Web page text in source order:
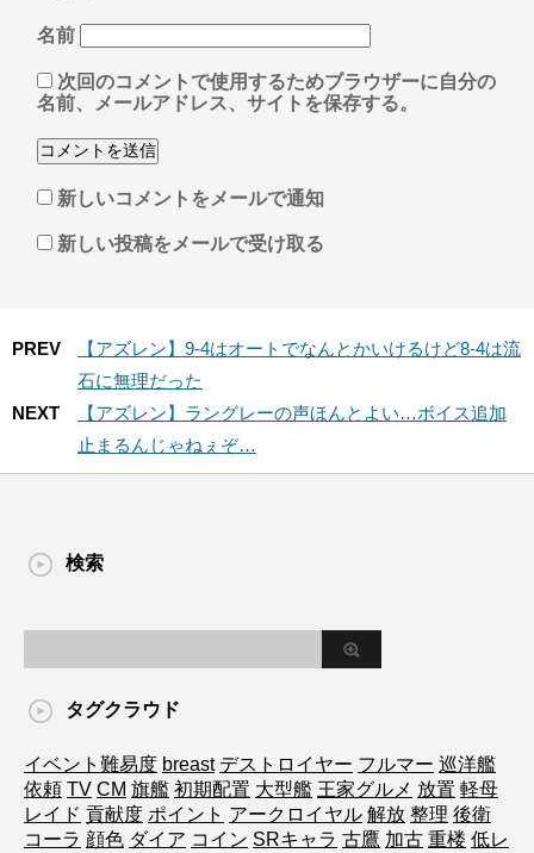
名前
次回のコメントで使用するためブラウザーに自分の
名前、メールアドレス、サイトを保存する。
新しいコメントをメールで通知
新しい投稿をメールで受け取る
PREV
【アズレン】9-4はオートでなんとかいけるけど8-4は流
石に無理だった
NEXT
【アズレン】ラングレーの声ほんとよい…ボイス追加
止まるんじゃねぇぞ…
検索
タグクラウド
イベント難易度 breast デストロイヤー フルマー 巡洋艦
依頼 TV CM 旗艦 初期配置 大型艦 王家グルメ 放置 軽母
レイド 貢献度 ポイント アークロイヤル 解放 整理 後衛
コーラ 顔色 ダイア コイン SRキャラ 古鷹 加古 重楼 低レ